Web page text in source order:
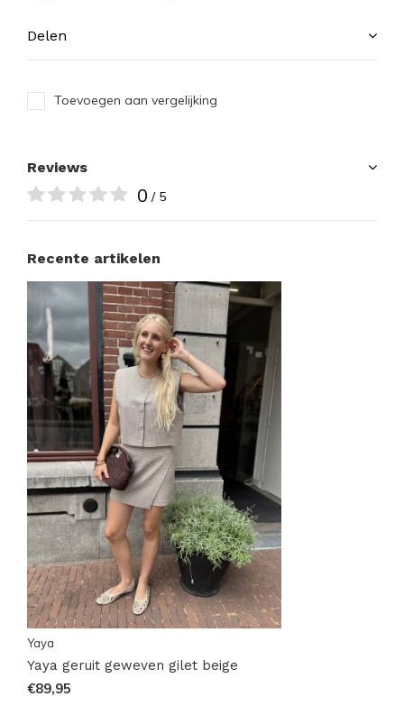
Delen
Toevoegen aan vergelijking
Reviews
0 / 5
Recente artikelen
Yaya
Yaya geruit geweven gilet beige
€89,95